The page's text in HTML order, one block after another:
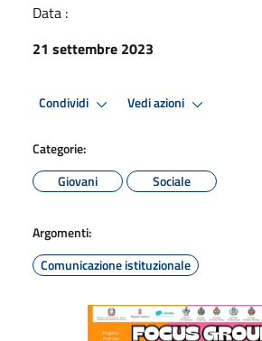
Data :
21 settembre 2023
Condividi Vedi azioni
Categorie:
Giovani
Sociale
Argomenti:
Comunicazione istituzionale